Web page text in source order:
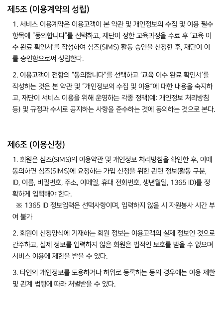
제5조 (이용계약의 성립)
1. 서비스 이용계약은 이용고객이 본 약관 및 개인정보의 수집 및 이용 필수
항목에 “동의합니다”를 선택하고, 재단이 정한 교육과정을 수료 후 ‘교육 이
수 완료 확인서’를 작성하여 심즈(SIMS) 활동 승인을 신청한 후, 재단이 이
를 승인함으로써 성립한다.
2. 이용고객이 전항의 “동의합니다”를 선택하고 ‘교육 이수 완료 확인서’를
작성하는 것은 본 약관 및 “개인정보의 수집 및 이용”에 대한 내용을 숙지하
고, 재단이 서비스 이용을 위해 운영하는 각종 정책(예: 개인정보 처리방침
등) 및 규정과 수시로 공지하는 사항을 준수하는 것에 동의하는 것으로 본다.
제6조 (이용신청)
1. 회원은 심즈(SIMS)의 이용약관 및 개인정보 처리방침을 확인한 후, 이에
동의하면 심즈(SIMS)에 요청하는 가입 신청을 위한 관련 정보(활동 구분,
ID, 이름, 비밀번호, 주소, 이메일, 휴대 전화번호, 생년월일, 1365 ID)를 정
확하게 입력해야 한다.
※ 1365 ID 정보입력은 선택사항이며, 입력하지 않을 시 자원봉사 시간 부
여 불가
2. 회원이 신청양식에 기재하는 회원 정보는 이용고객의 실제 정보인 것으로
간주하고, 실제 정보를 입력하지 않은 회원은 법적인 보호를 받을 수 없으며
서비스 이용에 제한을 받을 수 있다.
3. 타인의 개인정보를 도용하거나 허위로 등록하는 등의 경우에는 이용 제한
및 관계 법령에 따라 처벌받을 수 있다.